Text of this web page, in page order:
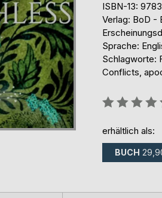
ISBN-13:
Verlag: BoD -
Sprache:
Schlagworte:
Conflicts,
Bewertung::
erhältlich als:
BUCH